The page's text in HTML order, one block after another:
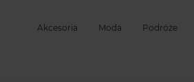
Akcesoria Moda Podróże